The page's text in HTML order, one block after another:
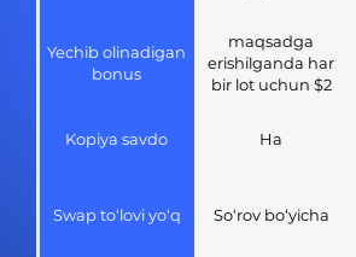
Yechib olinadigan
bonus
maqsadga
erishilganda har
bir lot uchun $2
Kopiya savdo Ha
Swap to‘lovi yo‘q So‘rov bo‘yicha